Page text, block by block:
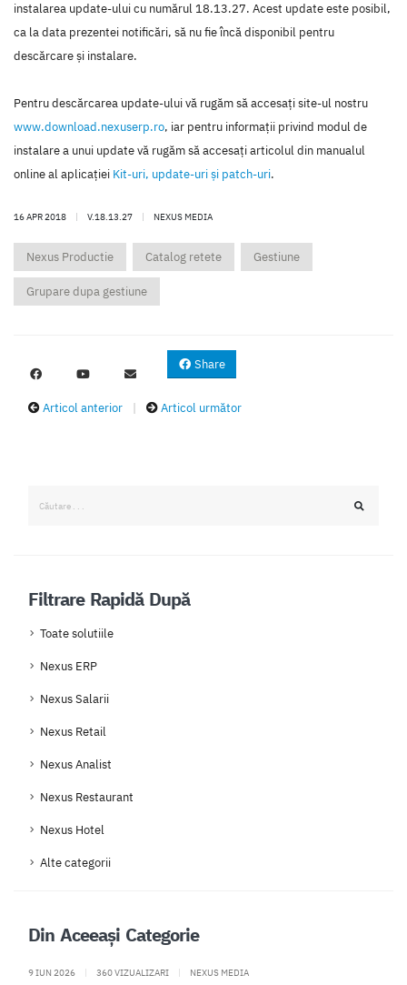
instalarea update-ului cu numărul 18.13.27. Acest update este posibil,
ca la data prezentei notificări, să nu fie încă disponibil pentru
descărcare şi instalare.
Pentru descărcarea update-ului vă rugăm să accesaţi site-ul nostru
www.download.nexuserp.ro, iar pentru informaţii privind modul de
instalare a unui update vă rugăm să accesaţi articolul din manualul
online al aplicaţiei Kit-uri, update-uri şi patch-uri.
16 APR 2018 | V.18.13.27 | NEXUS MEDIA
Nexus Productie Catalog retete Gestiune
Grupare dupa gestiune
Share
Articol anterior | Articol următor
Filtrare Rapidă După
Toate solutiile
Nexus ERP
Nexus Salarii
Nexus Retail
Nexus Analist
Nexus Restaurant
Nexus Hotel
Alte categorii
Din Aceeași Categorie
9 IUN 2026 | 360 VIZUALIZARI | NEXUS MEDIA